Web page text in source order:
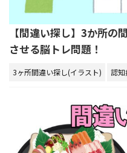
【間違い探し】3か所の
させる脳トレ問題！
3ヶ所間違い探し(イラスト) 認知